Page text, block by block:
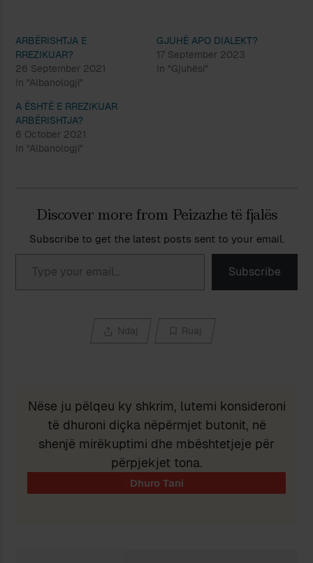
ARBËRISHTJA E
RREZIKUAR?
26 September 2021
In "Albanologji"
GJUHË APO DIALEKT?
17 September 2023
In "Gjuhësi"
A ËSHTË E RREZIKUAR
ARBËRISHTJA?
6 October 2021
In "Albanologji"
Discover more from Peizazhe të fjalës
Subscribe to get the latest posts sent to your email.
Type your email…
Subscribe
Ndaj Ruaj
Nëse ju pëlqeu ky shkrim, lutemi konsideroni
të dhuroni diçka nëpërmjet butonit, në
shenjë mirëkuptimi dhe mbështetjeje për
përpjekjet tona.